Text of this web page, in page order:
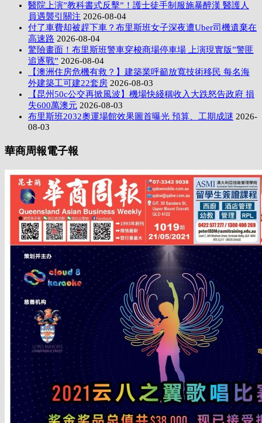
醫院上演”教科書式反擊”！護士徒手制服施暴醉漢 醫護人
員遇襲引關注 2026-08-04
付了車費却被趕下車？布里斯班女子深夜遭Uber司機遺棄在
高速路 2026-08-04
驚險畫面！布里斯班警車穿梭商場停車場 上演現實版”警匪
追逐戰” 2026-08-04
【澳洲住房危機有救？】建築業呼籲放寬技術移民 每名海
外建築工可建22套房 2026-08-03
【昆州50c公交再掀風波】機場快綫稱收入大跌怒告政府 損
失600萬澳元 2026-08-03
布里斯班2032奧運場館效果圖首曝光 預算、工期成謎 2026-
08-03
華商周報電子報